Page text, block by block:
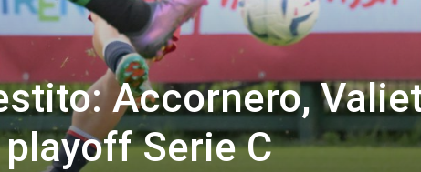
Accornero,
Serie C